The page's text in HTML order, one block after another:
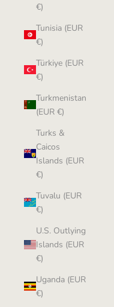
€)
Tunisia (EUR
€)
Türkiye (EUR
€)
Turkmenistan
(EUR €)
Turks &
Caicos
Islands (EUR
€)
Tuvalu (EUR
€)
U.S. Outlying
Islands (EUR
€)
Uganda (EUR
€)